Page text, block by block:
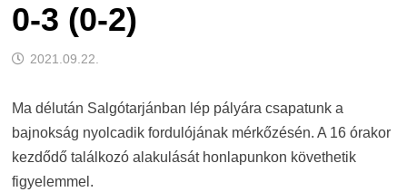
0-3 (0-2)
2021.09.22.
Ma délután Salgótarjánban lép pályára csapatunk a
bajnokság nyolcadik fordulójának mérkőzésén. A 16 órakor
kezdődő találkozó alakulását honlapunkon követhetik
figyelemmel.